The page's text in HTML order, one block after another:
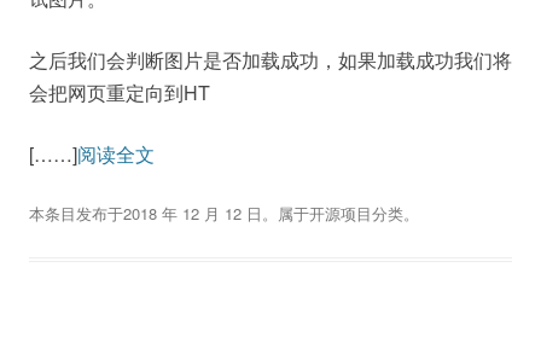
之后我们会判断图片是否加载成功，如果加载成功我们将
会把网页重定向到HT
[……]阅读全文
本条目发布于2018 年 12 月 12 日。属于开源项目分类。